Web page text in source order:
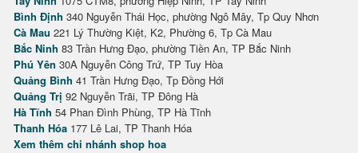
Bình Định 340 Nguyễn Thái Học, phường Ngô Mây, Tp Quy Nhơn
Cà Mau 221 Lý Thường Kiệt, K2, Phường 6, Tp Cà Mau
Bắc Ninh 83 Trần Hưng Đạo, phường Tiền An, TP Bắc Ninh
Phú Yên 30A Nguyễn Công Trứ, TP Tuy Hòa
Quảng Bình 41 Trần Hưng Đạo, Tp Đồng Hới
Quảng Trị 92 Nguyễn Trãi, TP Đông Hà
Hà Tĩnh 54 Phan Đình Phùng, TP Hà Tĩnh
Thanh Hóa 177 Lê Lai, TP Thanh Hóa
Xem thêm chi nhánh shop hoa